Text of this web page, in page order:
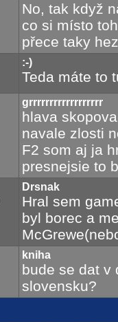
No, tak když
co si místo
přece taky
:-)
Teda máte to
grrrrrrrrrrrrrrrrrr
hlava
navale zlosti
F2 som aj ja
presnejsie to
Drsnak
Hral sem
byl borec a
kniha
bude se dat v
slovensku?